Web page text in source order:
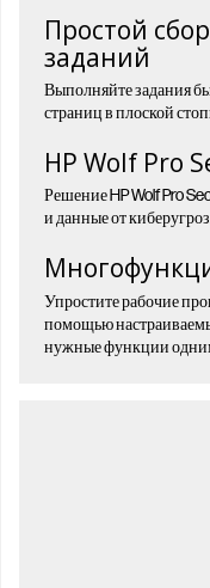
Простой
заданий
Выполняйте задания
страниц в плоской
HP Wolf Pro
Решение HP Wolf Pro
и данные от
Упростите рабочие
помощью
нужные функции